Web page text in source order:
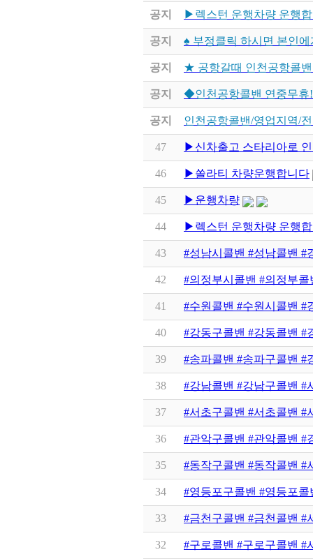
공지 ▶렉스턴 운행차량 운행
공지 ♠ 부정클릭 하시면 본인
공지 ★ 공항갈때 인천공항콜
공지 ◆인천공항콜밴 연중무
공지 인천공항콜밴/영업지역/
47 ▶신차출고 스타리아로
46 ▶쏠라티 차량운행합니다
45 ▶운행차량
44 ▶렉스턴 운행차량 운행
43 #성남시콜밴 #성남콜밴
42 #의정부시콜밴 #의정부
41 #수원콜밴 #수원시콜밴
40 #강동구콜밴 #강동콜밴
39 #송파콜밴 #송파구콜밴
38 #강남콜밴 #강남구콜밴
37 #서초구콜밴 #서초콜밴
36 #관악구콜밴 #관악콜밴
35 #동작구콜밴 #동작콜밴
34 #영등포구콜밴 #영등포
33 #금천구콜밴 #금천콜밴
32 #구로콜밴 #구로구콜밴